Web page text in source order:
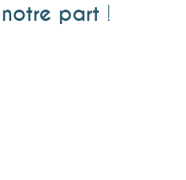
notre part!